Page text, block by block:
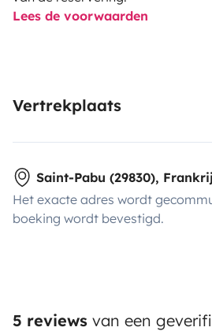
Lees de voorwaarden
Vertrekplaats
Saint-Pabu (29830),
Het exacte adres wordt
boeking wordt bevestigd.
5 reviews van een